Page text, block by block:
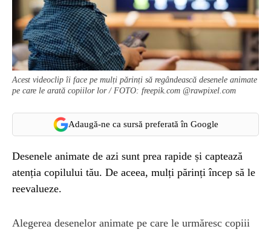
Acest videoclip îi face pe mulți părinți să regândească desenele animate
pe care le arată copiilor lor / FOTO: freepik.com @rawpixel.com
Adaugă-ne ca sursă preferată în Google
Desenele animate de azi sunt prea rapide și captează
atenția copilului tău. De aceea, mulți părinți încep să le
reevalueze.
Alegerea desenelor animate pe care le urmăresc copiii